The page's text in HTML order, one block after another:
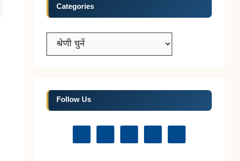
Categories
Categories
Follow Us